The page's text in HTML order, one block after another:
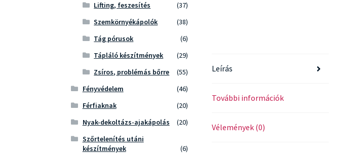
Leírás
További információk
Vélemények (0)
Lifting, feszesítés
(37)
Szemkörnyékápolók
(38)
Tág pórusok
(6)
Tápláló készítmények
(29)
Zsíros, problémás bőrre
(55)
Fényvédelem
(46)
Férfiaknak
(20)
Nyak-dekoltázs-ajakápolás
(20)
Szőrtelenítés utáni
készítmények
(6)